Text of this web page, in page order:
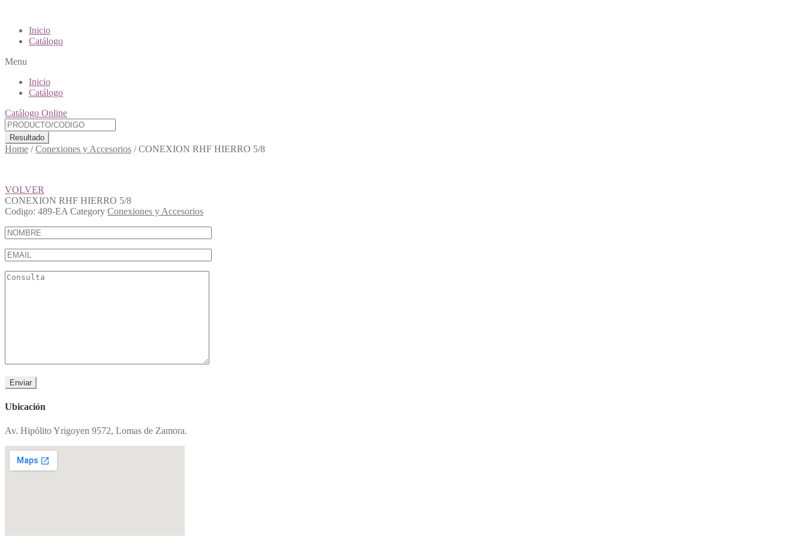
Inicio
Catálogo
Menu
Inicio
Catálogo
Catálogo Online
Resultado
Home /Conexiones y Accesorios /CONEXION RHF HIERRO 5/8
VOLVER
CONEXION RHF HIERRO 5/8
Codigo: 489-EA Category Conexiones y Accesorios
Ubicación
Av. Hipólito Yrigoyen 9572, Lomas de Zamora.